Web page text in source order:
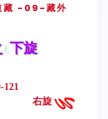
-09-藏外
下旋
右旋